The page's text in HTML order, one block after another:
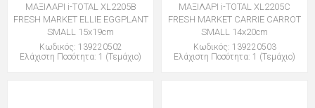
ΜΑΞΙΛΑΡΙ i-TOTAL XL2205B
FRESH MARKET ELLIE EGGPLANT
SMALL 15x19cm
Κωδικός: 139220502
Ελάχιστη Ποσότητα: 1 (Τεμάχιο)
ΜΑΞΙΛΑΡΙ i-TOTAL XL2205C
FRESH MARKET CARRIE CARROT
SMALL 14x20cm
Κωδικός: 139220503
Ελάχιστη Ποσότητα: 1 (Τεμάχιο)